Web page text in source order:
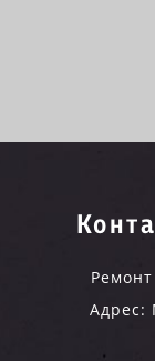
Адрес: